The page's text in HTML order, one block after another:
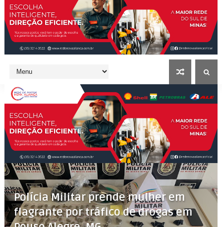
Polícia Militar prende mulher em
flagrante por tráfico de drogas em